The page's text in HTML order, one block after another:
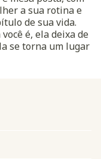
a sua rotina e
de sua vida.
é, ela deixa de
se torna um lugar